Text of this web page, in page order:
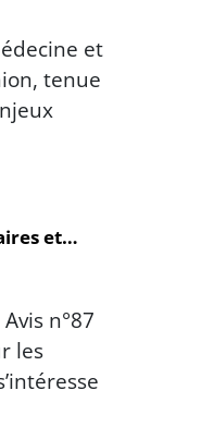
et
tenue
et…
n°87
les